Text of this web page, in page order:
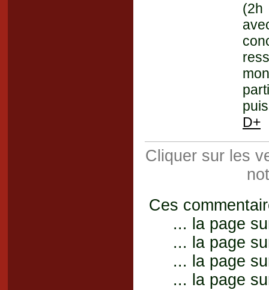
(2h
D+
Cliquer sur les
Ces
... la page
... la page
... la page
... la page